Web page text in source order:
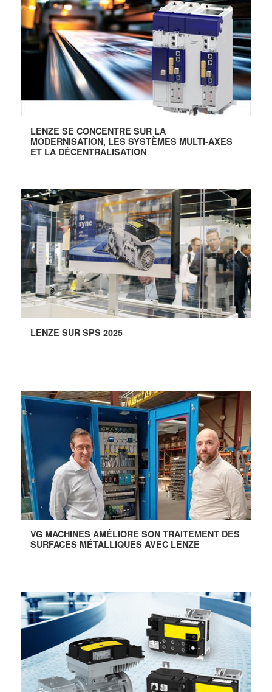
LENZE SE CONCENTRE SUR LA
MODERNISATION, LES SYSTÈMES MULTI-AXES
ET LA DÉCENTRALISATION
LENZE SUR SPS 2025
VG MACHINES AMÉLIORE SON TRAITEMENT DES
SURFACES MÉTALLIQUES AVEC LENZE